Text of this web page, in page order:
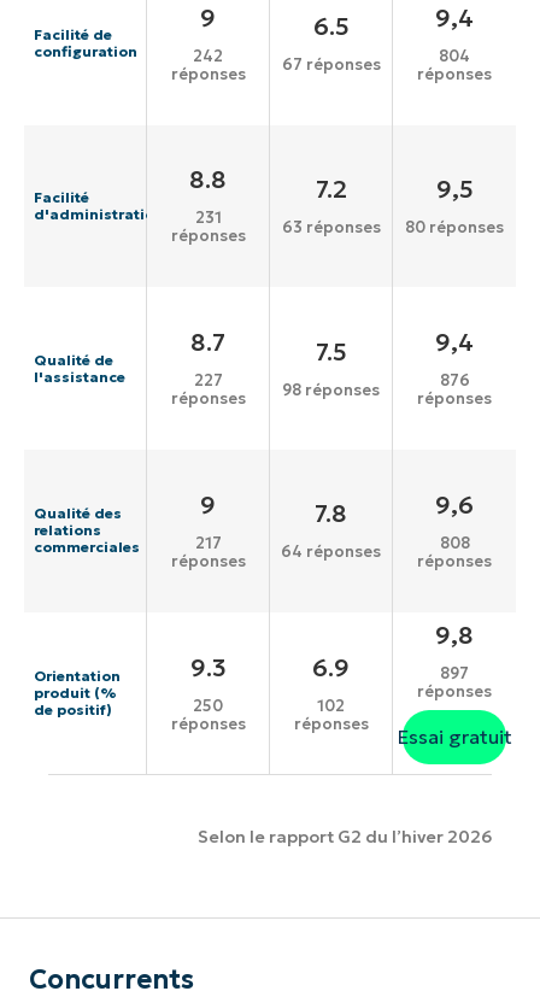
Facilité de
configuration
9
242
réponses
6.5
67 réponses
9,4
804
réponses
Facilité
d'administration
8.8
231
réponses
7.2
63 réponses
9,5
80 réponses
Qualité de
l'assistance
8.7
227
réponses
7.5
98 réponses
9,4
876
réponses
Qualité des
relations
commerciales
9
217
réponses
7.8
64 réponses
9,6
808
réponses
Orientation
produit (%
de positif)
9.3
250
réponses
6.9
102
réponses
9,8
897
réponses
Essai gratuit
Selon le rapport G2 du l’hiver 2026
Concurrents